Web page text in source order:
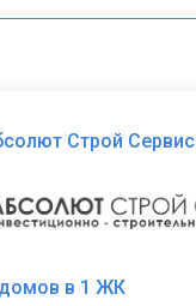
Строй Сервис
домов в 1 ЖК